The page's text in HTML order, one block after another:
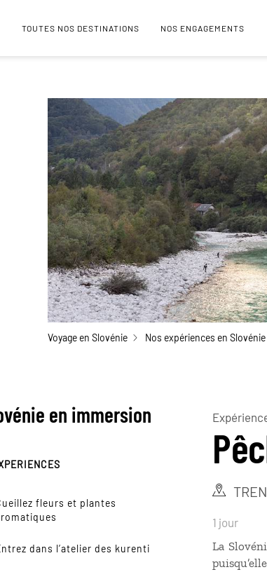
TOUTES NOS DESTINATIONS NOS ENGAGEMENTS
Voyage en Slovénie Nos expériences en Slovénie
en immersion
fleurs et plantes
dans l’atelier des kurenti
1 jour
La